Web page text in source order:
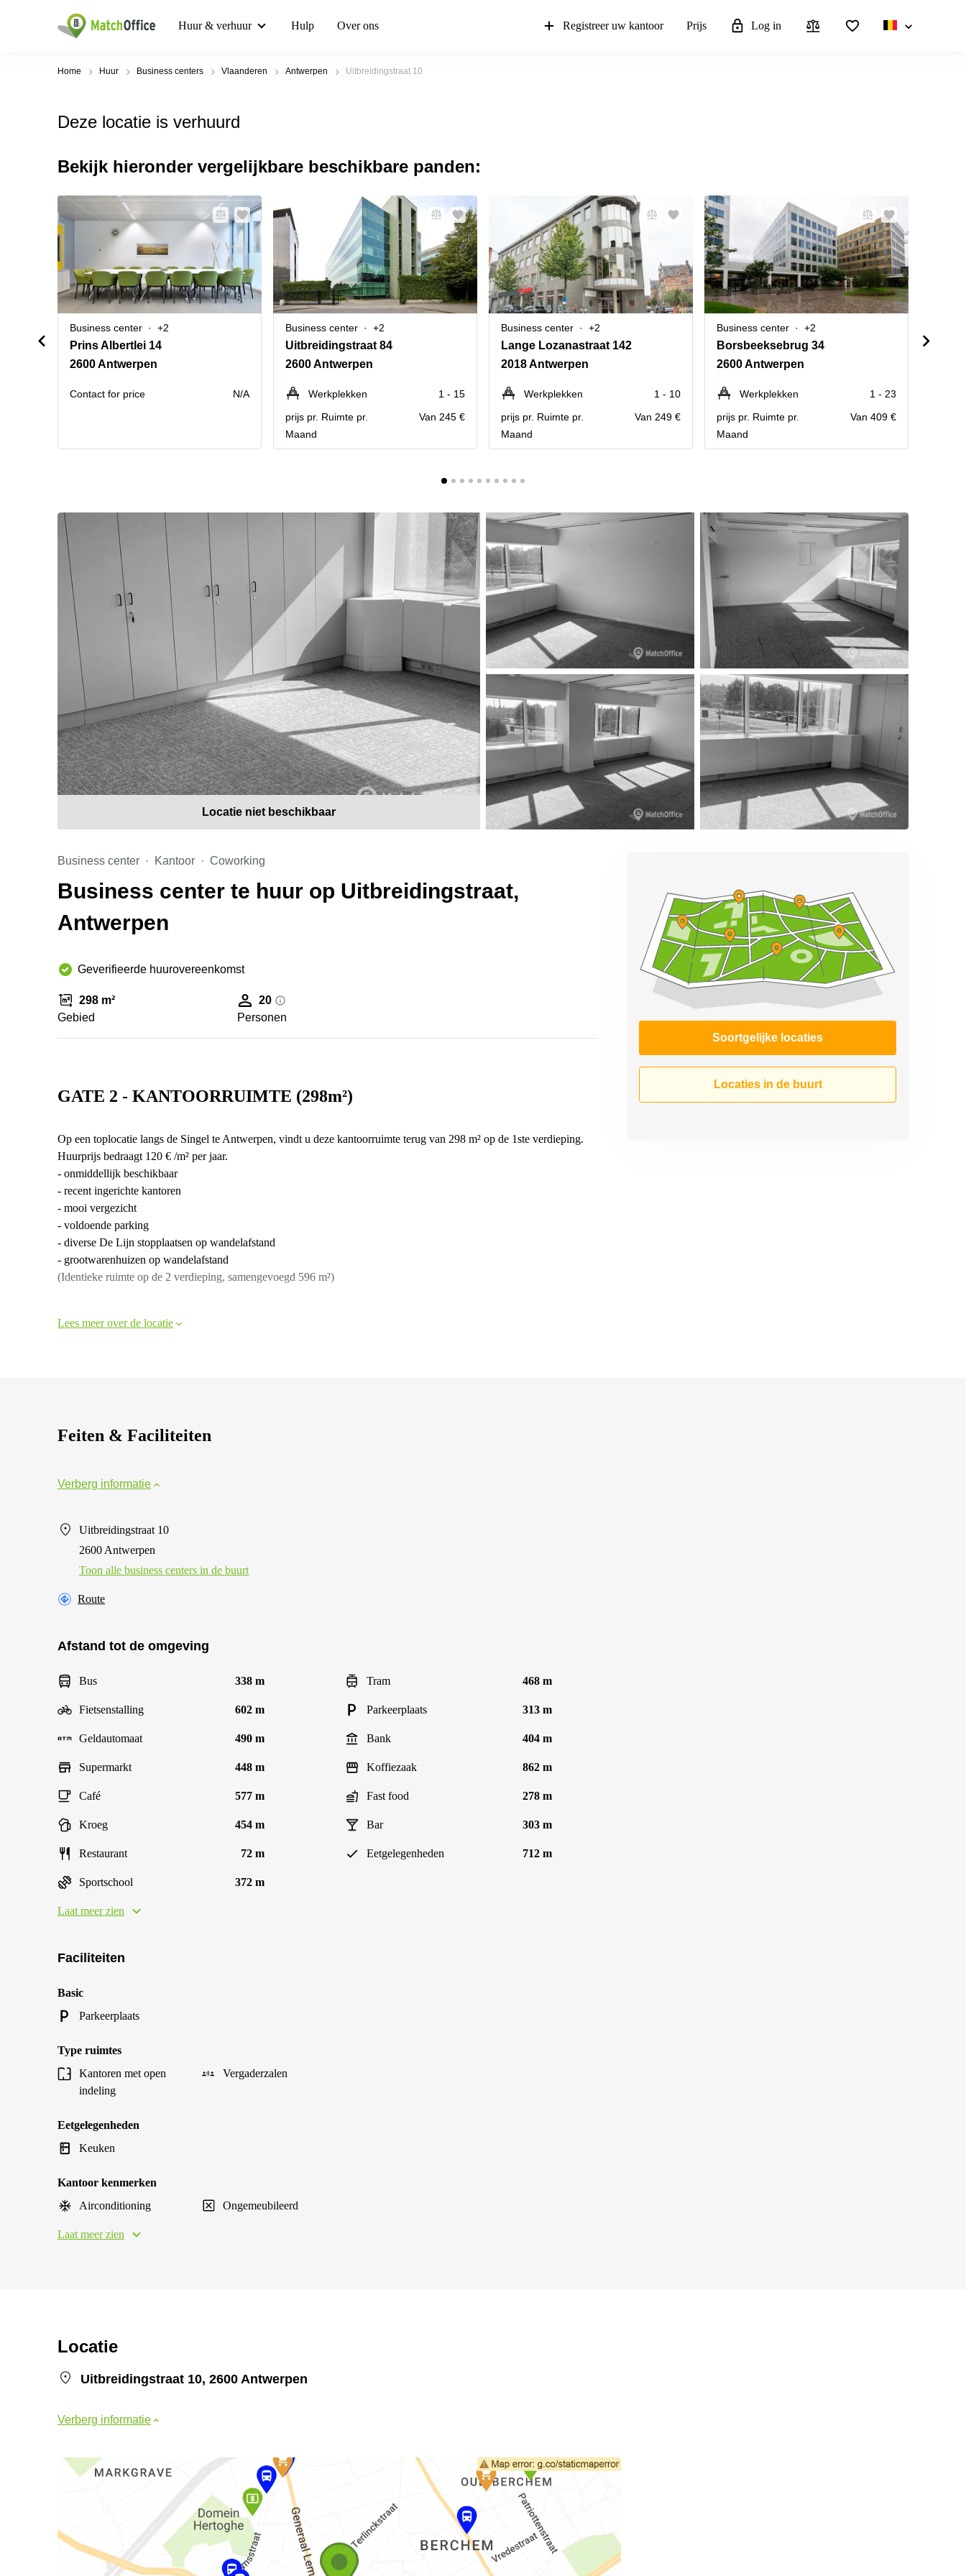
Huur & verhuur Hulp Over ons Registreer uw kantoor Prijs Log in
Home Huur Business centers Vlaanderen Antwerpen Uitbreidingstraat 10
Deze locatie is verhuurd
Bekijk hieronder vergelijkbare beschikbare panden:
Business center +2
Prins Albertlei 14
2600 Antwerpen
Contact for price N/A
Business center +2
Uitbreidingstraat 84
2600 Antwerpen
Werkplekken
1 - 15
prijs pr. Ruimte pr.
Maand
Van 245 €
Business center +2
Lange Lozanastraat 142
2018 Antwerpen
Werkplekken
1 - 10
prijs pr. Ruimte pr.
Maand
Van 249 €
Business center +2
Borsbeeksebrug 34
2600 Antwerpen
Werkplekken
1 - 23
prijs pr. Ruimte pr.
Maand
Van 409 €
Locatie niet beschikbaar
Business center Kantoor Coworking
Business center te huur op Uitbreidingstraat,
Antwerpen
Geverifieerde huurovereenkomst
298 m²
Gebied
20
Personen
Soortgelijke locaties
Locaties in de buurt
GATE 2 - KANTOORRUIMTE (298m²)
Op een toplocatie langs de Singel te Antwerpen, vindt u deze kantoorruimte terug van 298 m² op de 1ste verdieping.
Huurprijs bedraagt 120 € /m² per jaar.
- onmiddellijk beschikbaar
- recent ingerichte kantoren
- mooi vergezicht
- voldoende parking
- diverse De Lijn stopplaatsen op wandelafstand
- grootwarenhuizen op wandelafstand
(Identieke ruimte op de 2 verdieping, samengevoegd 596 m²)
Lees meer over de locatie
Feiten & Faciliteiten
Verberg informatie
Uitbreidingstraat 10
2600 Antwerpen
Toon alle business centers in de buurt
Route
Afstand tot de omgeving
Bus 338 m Tram 468 m
Fietsenstalling 602 m Parkeerplaats 313 m
Geldautomaat 490 m Bank 404 m
Supermarkt 448 m Koffiezaak 862 m
Café 577 m Fast food 278 m
Kroeg 454 m Bar 303 m
Restaurant 72 m Eetgelegenheden 712 m
Sportschool 372 m
Laat meer zien
Faciliteiten
Basic
Parkeerplaats
Type ruimtes
Kantoren met open
indeling
Vergaderzalen
Eetgelegenheden
Keuken
Kantoor kenmerken
Airconditioning
Ongemeubileerd
Laat meer zien
Locatie
Uitbreidingstraat 10, 2600 Antwerpen
Verberg informatie